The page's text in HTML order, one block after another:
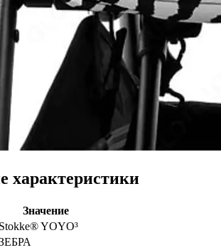
характеристики
Значение
Stokke® YOYO³